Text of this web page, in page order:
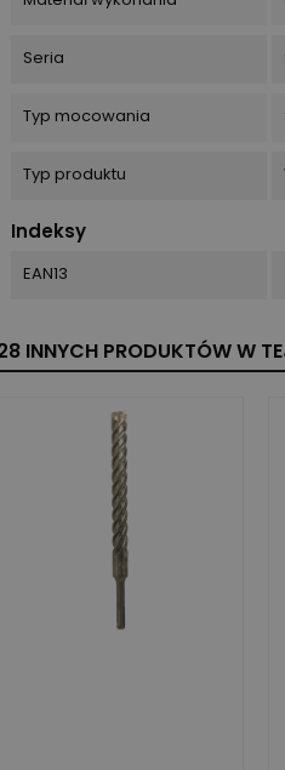
Seria
Typ mocowania
Typ produktu
Indeksy
EAN13
INNYCH PRODUKTÓW W